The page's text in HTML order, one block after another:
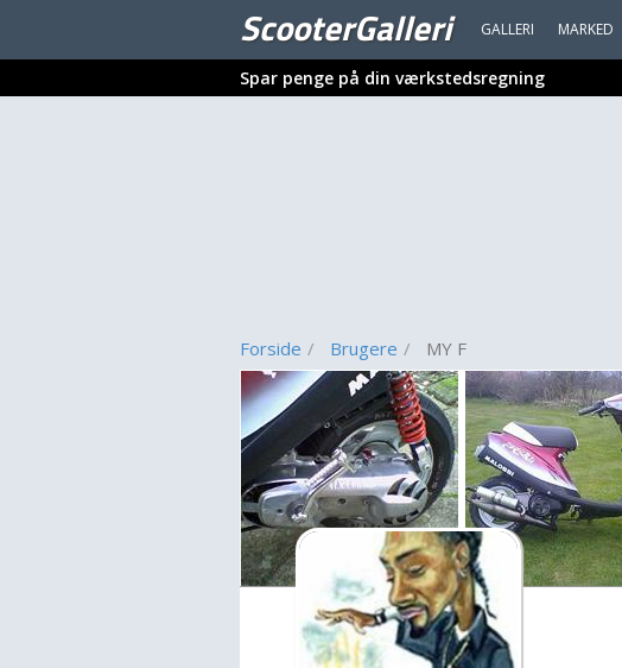
ScooterGalleri GALLERI MARKED
Spar penge på din værkstedsregning
Forside Brugere MY F